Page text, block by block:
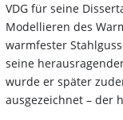
VDG für seine
Modellieren des
warmfester
seine
wurde er später
ausgezeichnet – der